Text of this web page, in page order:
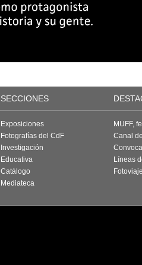
SECCIONES
Exposiciones
Fotografías del CdF
Investigación
Educativa
Catálogo
Mediateca
MUFF,
Canal
Líneas